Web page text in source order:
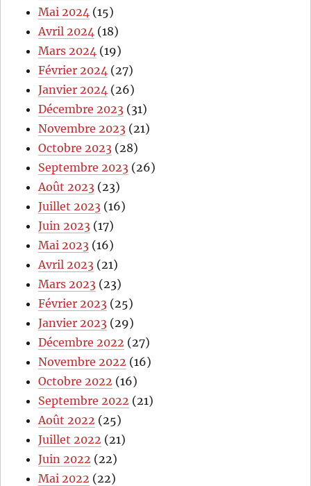
Mai 2024 (15)
Avril 2024 (18)
Mars 2024 (19)
Février 2024 (27)
Janvier 2024 (26)
Décembre 2023 (31)
Novembre 2023 (21)
Octobre 2023 (28)
Septembre 2023 (26)
Août 2023 (23)
Juillet 2023 (16)
Juin 2023 (17)
Mai 2023 (16)
Avril 2023 (21)
Mars 2023 (23)
Février 2023 (25)
Janvier 2023 (29)
Décembre 2022 (27)
Novembre 2022 (16)
Octobre 2022 (16)
Septembre 2022 (21)
Août 2022 (25)
Juillet 2022 (21)
Juin 2022 (22)
Mai 2022 (22)